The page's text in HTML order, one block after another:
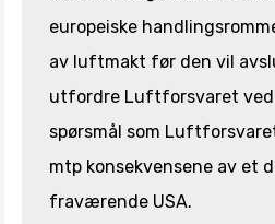
europeiske
av luftmakt før den vil
utfordre Luftforsvaret
spørsmål som
mtp konsekvensene av et
fraværende USA.